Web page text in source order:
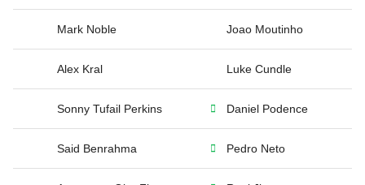
Mark Noble Joao Moutinho
Alex Kral Luke Cundle
Sonny Tufail Perkins Daniel Podence
Said Benrahma Pedro Neto